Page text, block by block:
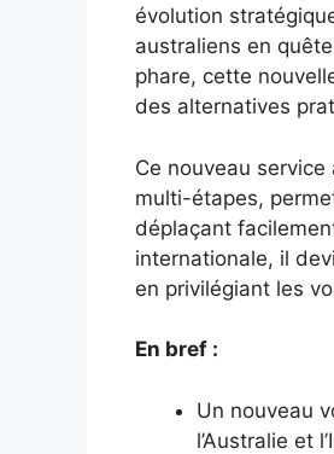
évolution
australiens en
phare, cette
des alternatives
Ce nouveau
multi-étapes,
déplaçant
internationale, il
en privilégiant les
En bref :
Un nouveau
l’Australie et